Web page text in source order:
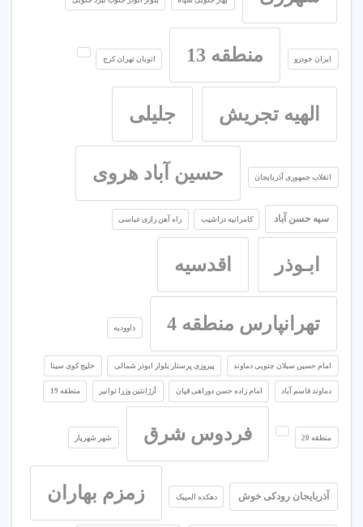
ایران خودرو منطقه 13 اتوبان تهران کرج
الهیه تجریش جلیلی
انقلاب جمهوری آذربایجان حسین آباد هروی
سپه حسن آباد کامرانیه دزاشیب راه آهن رازی عباسی
ابـوذر اقدسیه
تهرانپارس منطقه 4 داوودیه
امام حسین سبلان جنوبی دماوند پیروزی پرستار بلوار ابوذر شمالی خلیج کوی سینا
دماوند قاسم آباد امام زاده حسن دوراهی قپان آرژانتین وزرا توانیر منطقه 19
منطقه 20 فردوس شرق شهر شهریار
آذربایجان رودکی خوش دهکده المپیک زمزم بهاران